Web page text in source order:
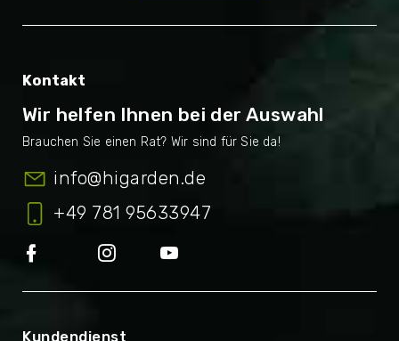
Kontakt
Wir helfen Ihnen bei der Auswahl
info@higarden.de
+49 781 95633947
Kundendienst